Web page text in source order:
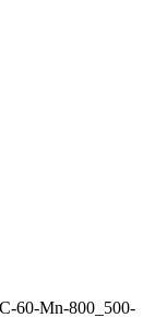
60-Mn-800_500-